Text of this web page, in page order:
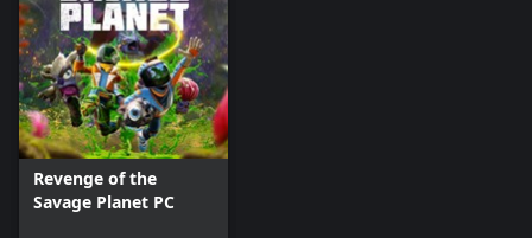
Revenge of the
Savage Planet PC